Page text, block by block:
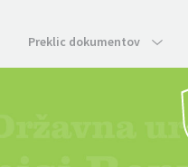
Preklic dokumentov